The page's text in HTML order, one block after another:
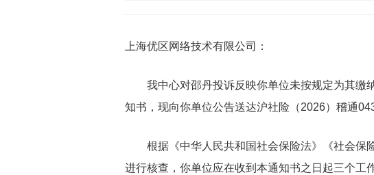
上海优区网络技术有限公司：
我中心对邵丹投诉反映你单位未按规定为其缴
知书，现向你单位公告送达沪社险（2026）稽通
根据《中华人民共和国社会保险法》《社会保
进行核查，你单位应在收到本通知书之日起三个工